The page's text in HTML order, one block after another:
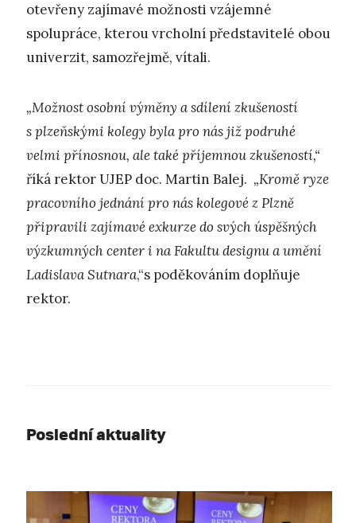
otevřeny zajímavé možnosti vzájemné
spolupráce, kterou vrcholní představitelé obou
univerzit, samozřejmě, vítali.
„Možnost osobní výměny a sdílení zkušeností
s plzeňskými kolegy byla pro nás již podruhé
velmi přínosnou, ale také příjemnou zkušeností,“
říká rektor UJEP doc. Martin Balej. „Kromě ryze
pracovního jednání pro nás kolegové z Plzně
připravili zajímavé exkurze do svých úspěšných
výzkumných center i naFakultu designu a umění
Ladislava Sutnara,“s poděkováním doplňuje
rektor.
Poslední aktuality